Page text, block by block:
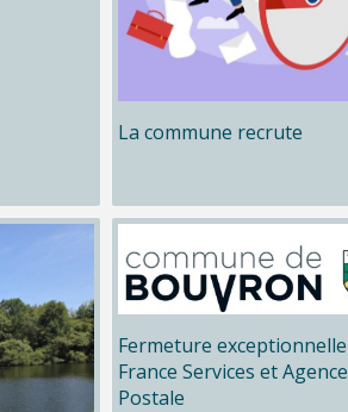
La commune recrute
Fermeture exceptionnelle
France Services et Agence
Postale